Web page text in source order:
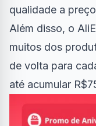
qualidade a
Além disso, o
muitos dos
de volta para
até acumular